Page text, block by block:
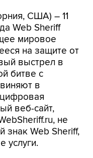
США) – 11
Web Sheriff
мировое
на защите от
выстрел в
битве с
в
веб-сайт,
не
знак Web Sheriff,
услуги.